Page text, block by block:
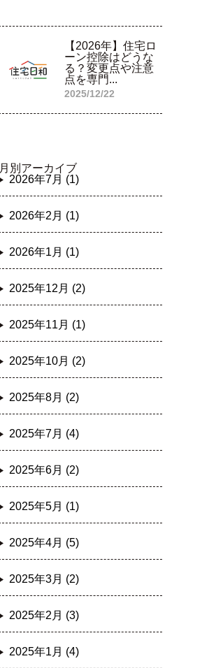
【2026年】住宅ロ
ーン控除はどうな
る？変更点や注意
点を専門...
2025/12/22
月別アーカイブ
2026年7月 (1)
2026年2月 (1)
2026年1月 (1)
2025年12月 (2)
2025年11月 (1)
2025年10月 (2)
2025年8月 (2)
2025年7月 (4)
2025年6月 (2)
2025年5月 (1)
2025年4月 (5)
2025年3月 (2)
2025年2月 (3)
2025年1月 (4)